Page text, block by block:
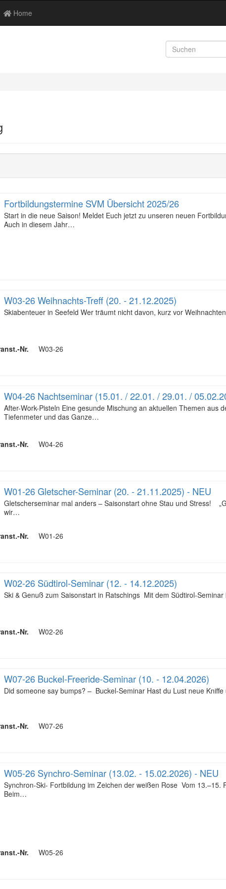
Home
Fortbildungstermine SVM Übersicht 2025/26
Start in die neue Saison! Meldet Euch jetzt zu unseren neuen
Auch in diesem Jahr…
W03-26 Weihnachts-Treff (20. - 21.12.2025)
Skiabenteuer in Seefeld Wer träumt nicht davon, kurz vor
Nr.
W03-26
W04-26 Nachtseminar (15.01. / 22.01. / 29.01. /
After-Work-Pisteln Eine gesunde Mischung an aktuellen Themen
Tiefenmeter und das Ganze…
Nr.
W04-26
W01-26 Gletscher-Seminar (20. - 21.11.2025) - NEU
Gletscherseminar mal anders – Saisonstart ohne Stau und Stress!
wir…
Nr.
W01-26
W02-26 Südtirol-Seminar (12. - 14.12.2025)
Ski & Genuß zum Saisonstart in Ratschings Mit dem Südtirol-
Nr.
W02-26
W07-26 Buckel-Freeride-Seminar (10. - 12.04.2026)
Did someone say bumps? – Buckel-Seminar Hast du Lust neue
Nr.
W07-26
W05-26 Synchro-Seminar (13.02. - 15.02.2026) - NEU
Synchron-Ski- Fortbildung im Zeichen der weißen Rose Vom
Beim…
Nr.
W05-26